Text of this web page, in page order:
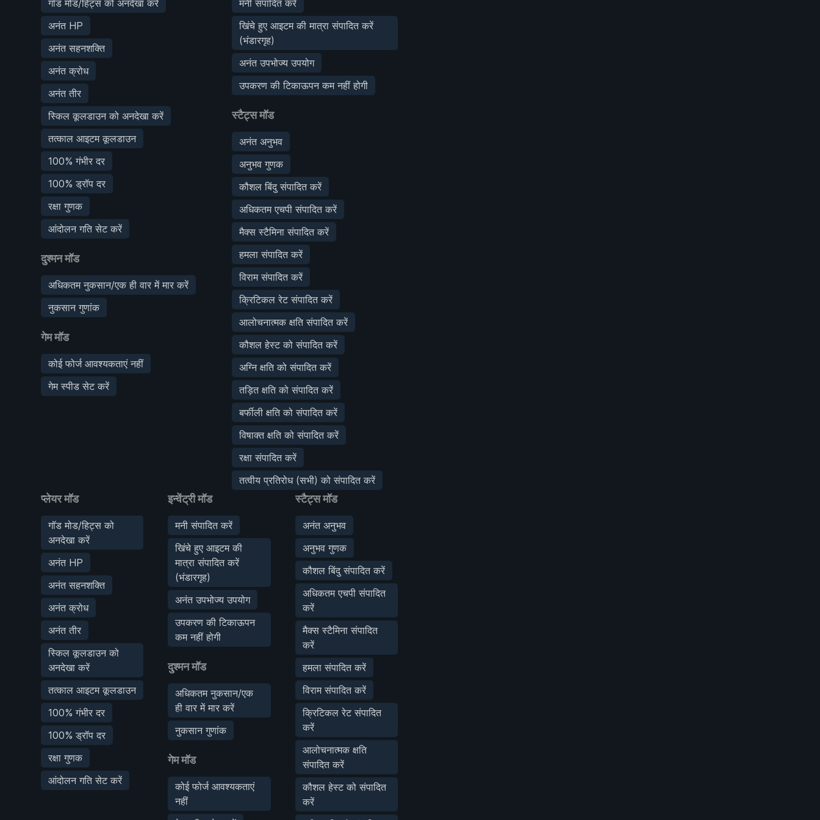
गॉड मोड/हिट्स को अनदेखा करें
अनंत HP
अनंत सहनशक्ति
अनंत क्रोध
अनंत तीर
स्किल कूलडाउन को अनदेखा करें
तत्काल आइटम कूलडाउन
100% गंभीर दर
100% ड्रॉप दर
रक्षा गुणक
आंदोलन गति सेट करें
दुश्मन मॉड
अधिकतम नुकसान/एक ही वार में मार करें
नुकसान गुणांक
गेम मॉड
कोई फोर्ज आवश्यकताएं नहीं
गेम स्पीड सेट करें
मनी संपादित करें
खिंचे हुए आइटम की मात्रा संपादित करें
(भंडारगृह)
अनंत उपभोज्य उपयोग
उपकरण की टिकाऊपन कम नहीं होगी
स्टैट्स मॉड
अनंत अनुभव
अनुभव गुणक
कौशल बिंदु संपादित करें
अधिकतम एचपी संपादित करें
मैक्स स्टैमिना संपादित करें
हमला संपादित करें
विराम संपादित करें
क्रिटिकल रेट संपादित करें
आलोचनात्मक क्षति संपादित करें
कौशल हेस्ट को संपादित करें
अग्नि क्षति को संपादित करें
तड़ित क्षति को संपादित करें
बर्फीली क्षति को संपादित करें
विषाक्त क्षति को संपादित करें
रक्षा संपादित करें
तत्वीय प्रतिरोध (सभी) को संपादित करें
प्लेयर मॉड
गॉड मोड/हिट्स को
अनदेखा करें
अनंत HP
अनंत सहनशक्ति
अनंत क्रोध
अनंत तीर
स्किल कूलडाउन को
अनदेखा करें
तत्काल आइटम कूलडाउन
100% गंभीर दर
100% ड्रॉप दर
रक्षा गुणक
आंदोलन गति सेट करें
इन्वेंट्री मॉड
मनी संपादित करें
खिंचे हुए आइटम की
मात्रा संपादित करें
(भंडारगृह)
अनंत उपभोज्य उपयोग
उपकरण की टिकाऊपन
कम नहीं होगी
दुश्मन मॉड
अधिकतम नुकसान/एक
ही वार में मार करें
नुकसान गुणांक
गेम मॉड
कोई फोर्ज आवश्यकताएं
नहीं
स्टैट्स मॉड
अनंत अनुभव
अनुभव गुणक
कौशल बिंदु संपादित करें
अधिकतम एचपी संपादित
करें
मैक्स स्टैमिना संपादित
करें
हमला संपादित करें
विराम संपादित करें
क्रिटिकल रेट संपादित
करें
आलोचनात्मक क्षति
संपादित करें
कौशल हेस्ट को संपादित
करें